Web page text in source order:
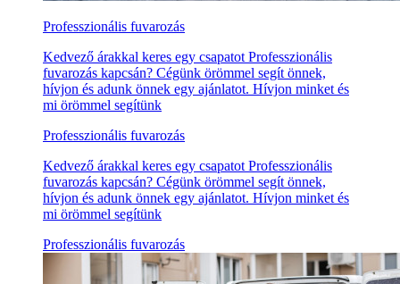
Professzionális fuvarozás
Kedvező árakkal keres egy csapatot Professzionális
fuvarozás kapcsán? Cégünk örömmel segít önnek,
hívjon és adunk önnek egy ajánlatot. Hívjon minket és
mi örömmel segítünk
Professzionális fuvarozás
Kedvező árakkal keres egy csapatot Professzionális
fuvarozás kapcsán? Cégünk örömmel segít önnek,
hívjon és adunk önnek egy ajánlatot. Hívjon minket és
mi örömmel segítünk
Professzionális fuvarozás